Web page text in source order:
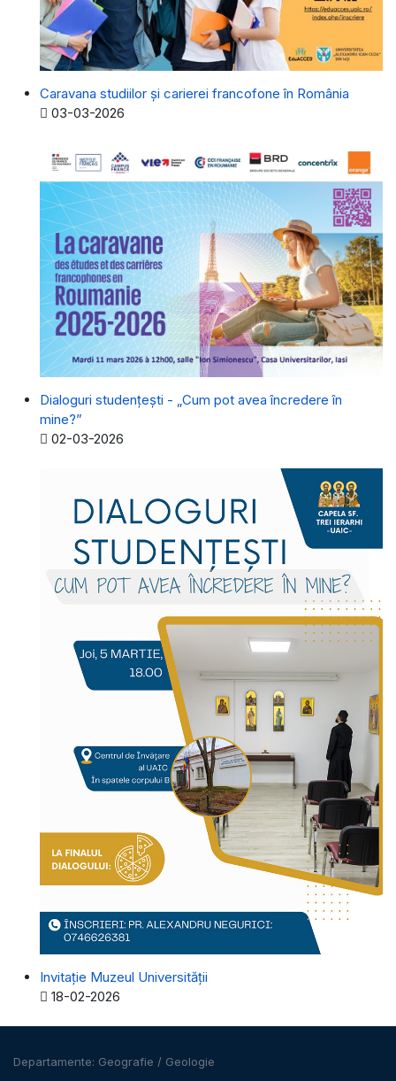
Caravana studiilor și carierei francofone în România
Detalii
03-03-2026
Dialoguri studențești - „Cum pot avea încredere în
mine?”
Detalii
02-03-2026
Invitație Muzeul Universității
Detalii
18-02-2026
Departamente: Geografie / Geologie